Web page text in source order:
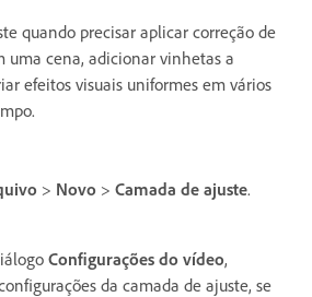
quando precisar aplicar correção de
uma cena, adicionar vinhetas a
efeitos visuais uniformes em vários
> Novo > Camada de ajuste.
Configurações do vídeo,
da camada de ajuste, se